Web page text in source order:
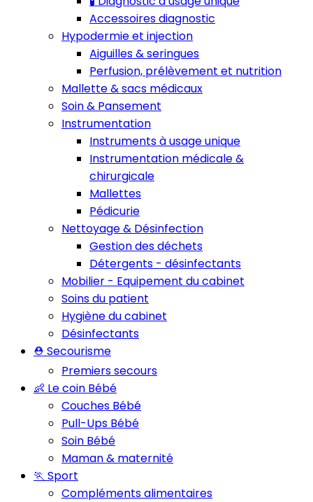
Accessoires diagnostic
Hypodermie et injection
Aiguilles & seringues
Perfusion, prélèvement et nutrition
Mallette & sacs médicaux
Soin & Pansement
Instrumentation
Instruments à usage unique
Instrumentation médicale &
chirurgicale
Mallettes
Pédicurie
Nettoyage & Désinfection
Gestion des déchets
Détergents - désinfectants
Mobilier - Equipement du cabinet
Soins du patient
Hygiène du cabinet
Désinfectants
⛑️ Secourisme
Premiers secours
👶 Le coin Bébé
Couches Bébé
Pull-Ups Bébé
Soin Bébé
Maman & maternité
🏃 Sport
Compléments alimentaires